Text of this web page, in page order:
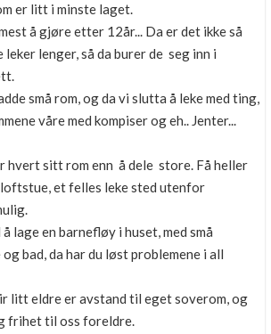
er litt i minste laget.
å gjøre etter 12år... Da er det ikke så
leker lenger, så da burer de seg inn i
små rom, og da vi slutta å leke med ting,
våre med kompiser og eh.. Jenter...
hvert sitt rom enn å dele store. Få heller
et felles leke sted utenfor
lage en barnefløy i huset, med små
bad, da har du løst problemene i all
litt eldre er avstand til eget soverom, og
frihet til oss foreldre.